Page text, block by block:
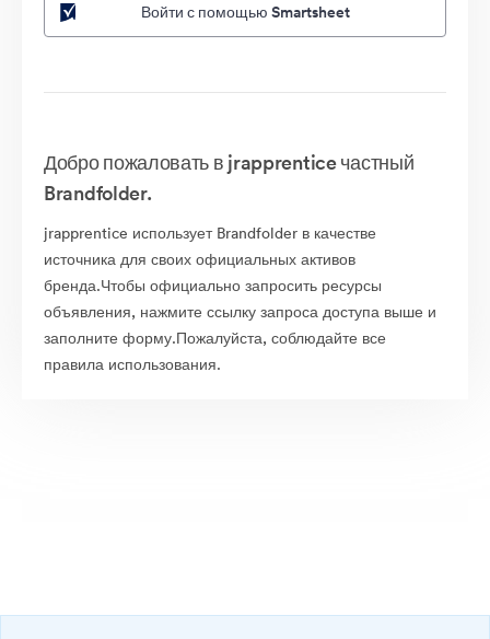
Войти с помощью Smartsheet
Добро пожаловать в jrapprentice частный
Brandfolder.
jrapprentice использует Brandfolder в качестве
источника для своих официальных активов
бренда.Чтобы официально запросить ресурсы
объявления, нажмите ссылку запроса доступа выше и
заполните форму.Пожалуйста, соблюдайте все
правила использования.